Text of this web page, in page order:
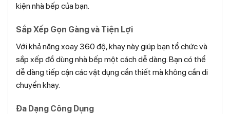
kiện nhà bếp của bạn.
Sắp Xếp Gọn Gàng và Tiện Lợi
Với khả năng xoay 360 độ, khay này giúp bạn tổ chức và
sắp xếp đồ dùng nhà bếp một cách dễ dàng. Bạn có thể
dễ dàng tiếp cận các vật dụng cần thiết mà không cần di
chuyển khay.
Đa Dạng Công Dụng